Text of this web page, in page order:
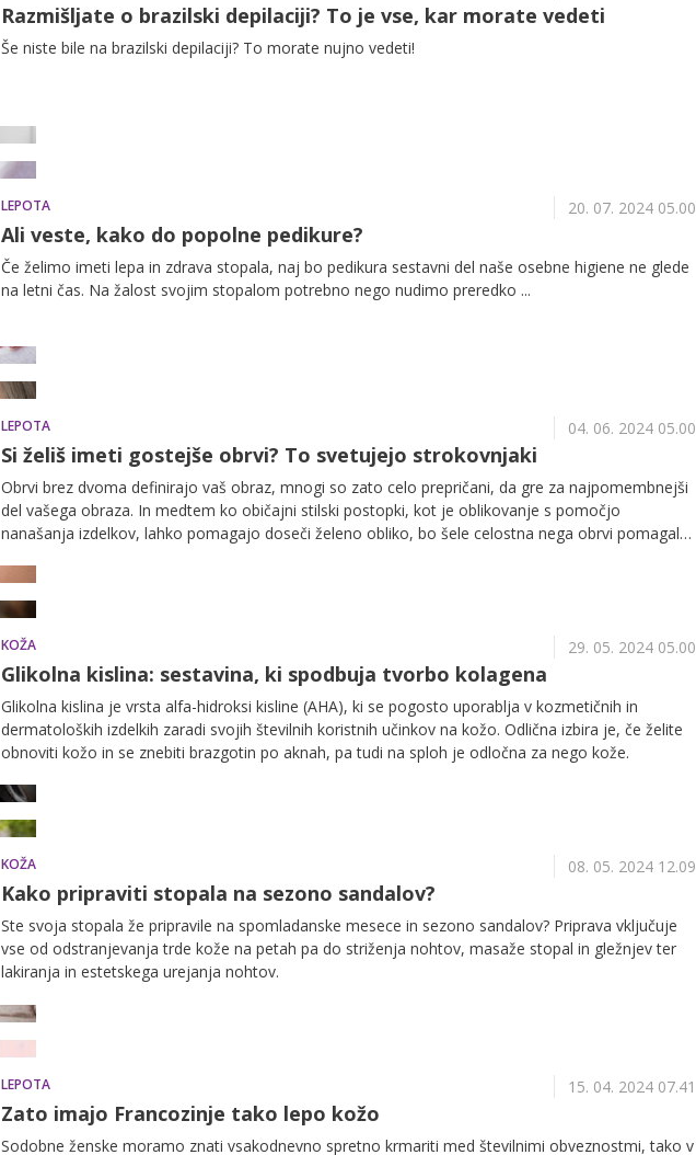
Razmišljate o brazilski depilaciji? To je vse, kar morate vedeti
Še niste bile na brazilski depilaciji? To morate nujno vedeti!
LEPOTA 20. 07. 2024 05.00
Ali veste, kako do popolne pedikure?
Če želimo imeti lepa in zdrava stopala, naj bo pedikura sestavni del naše osebne higiene ne glede
na letni čas. Na žalost svojim stopalom potrebno nego nudimo preredko ...
LEPOTA 04. 06. 2024 05.00
Si želiš imeti gostejše obrvi? To svetujejo strokovnjaki
Obrvi brez dvoma definirajo vaš obraz, mnogi so zato celo prepričani, da gre za najpomembnejši
del vašega obraza. In medtem ko običajni stilski postopki, kot je oblikovanje s pomočjo
nanašanja izdelkov, lahko pomagajo doseči želeno obliko, bo šele celostna nega obrvi pomagala,
KOŽA 29. 05. 2024 05.00
Glikolna kislina: sestavina, ki spodbuja tvorbo kolagena
Glikolna kislina je vrsta alfa-hidroksi kisline (AHA), ki se pogosto uporablja v kozmetičnih in
dermatoloških izdelkih zaradi svojih številnih koristnih učinkov na kožo. Odlična izbira je, če želite
obnoviti kožo in se znebiti brazgotin po aknah, pa tudi na sploh je odločna za nego kože.
KOŽA 08. 05. 2024 12.09
Kako pripraviti stopala na sezono sandalov?
Ste svoja stopala že pripravile na spomladanske mesece in sezono sandalov? Priprava vključuje
vse od odstranjevanja trde kože na petah pa do striženja nohtov, masaže stopal in gležnjev ter
lakiranja in estetskega urejanja nohtov.
LEPOTA 15. 04. 2024 07.41
Zato imajo Francozinje tako lepo kožo
Sodobne ženske moramo znati vsakodnevno spretno krmariti med številnimi obveznostmi, tako v